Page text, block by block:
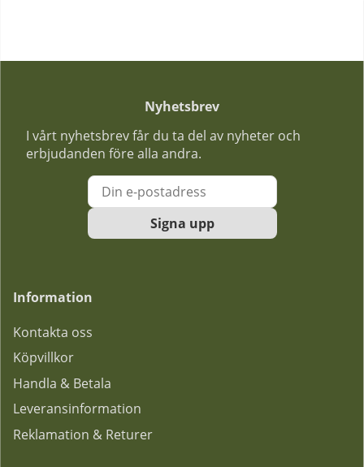
Nyhetsbrev
I vårt nyhetsbrev får du ta del av nyheter och
erbjudanden före alla andra.
Signa upp
Information
Kontakta oss
Köpvillkor
Handla & Betala
Leveransinformation
Reklamation & Returer